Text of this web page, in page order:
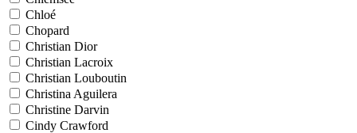
Chloé
Chopard
Christian Dior
Christian Lacroix
Christian Louboutin
Christina Aguilera
Christine Darvin
Cindy Crawford